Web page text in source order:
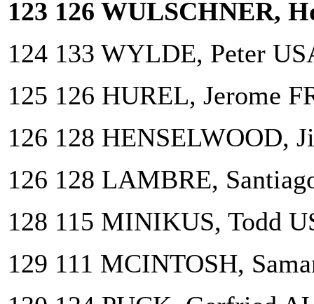
123 126 WULSCHNER,
124 133 WYLDE, Peter
125 126 HUREL, Jerome
126 128 HENSELWOOD,
126 128 LAMBRE,
128 115 MINIKUS, Todd
129 111 MCINTOSH,